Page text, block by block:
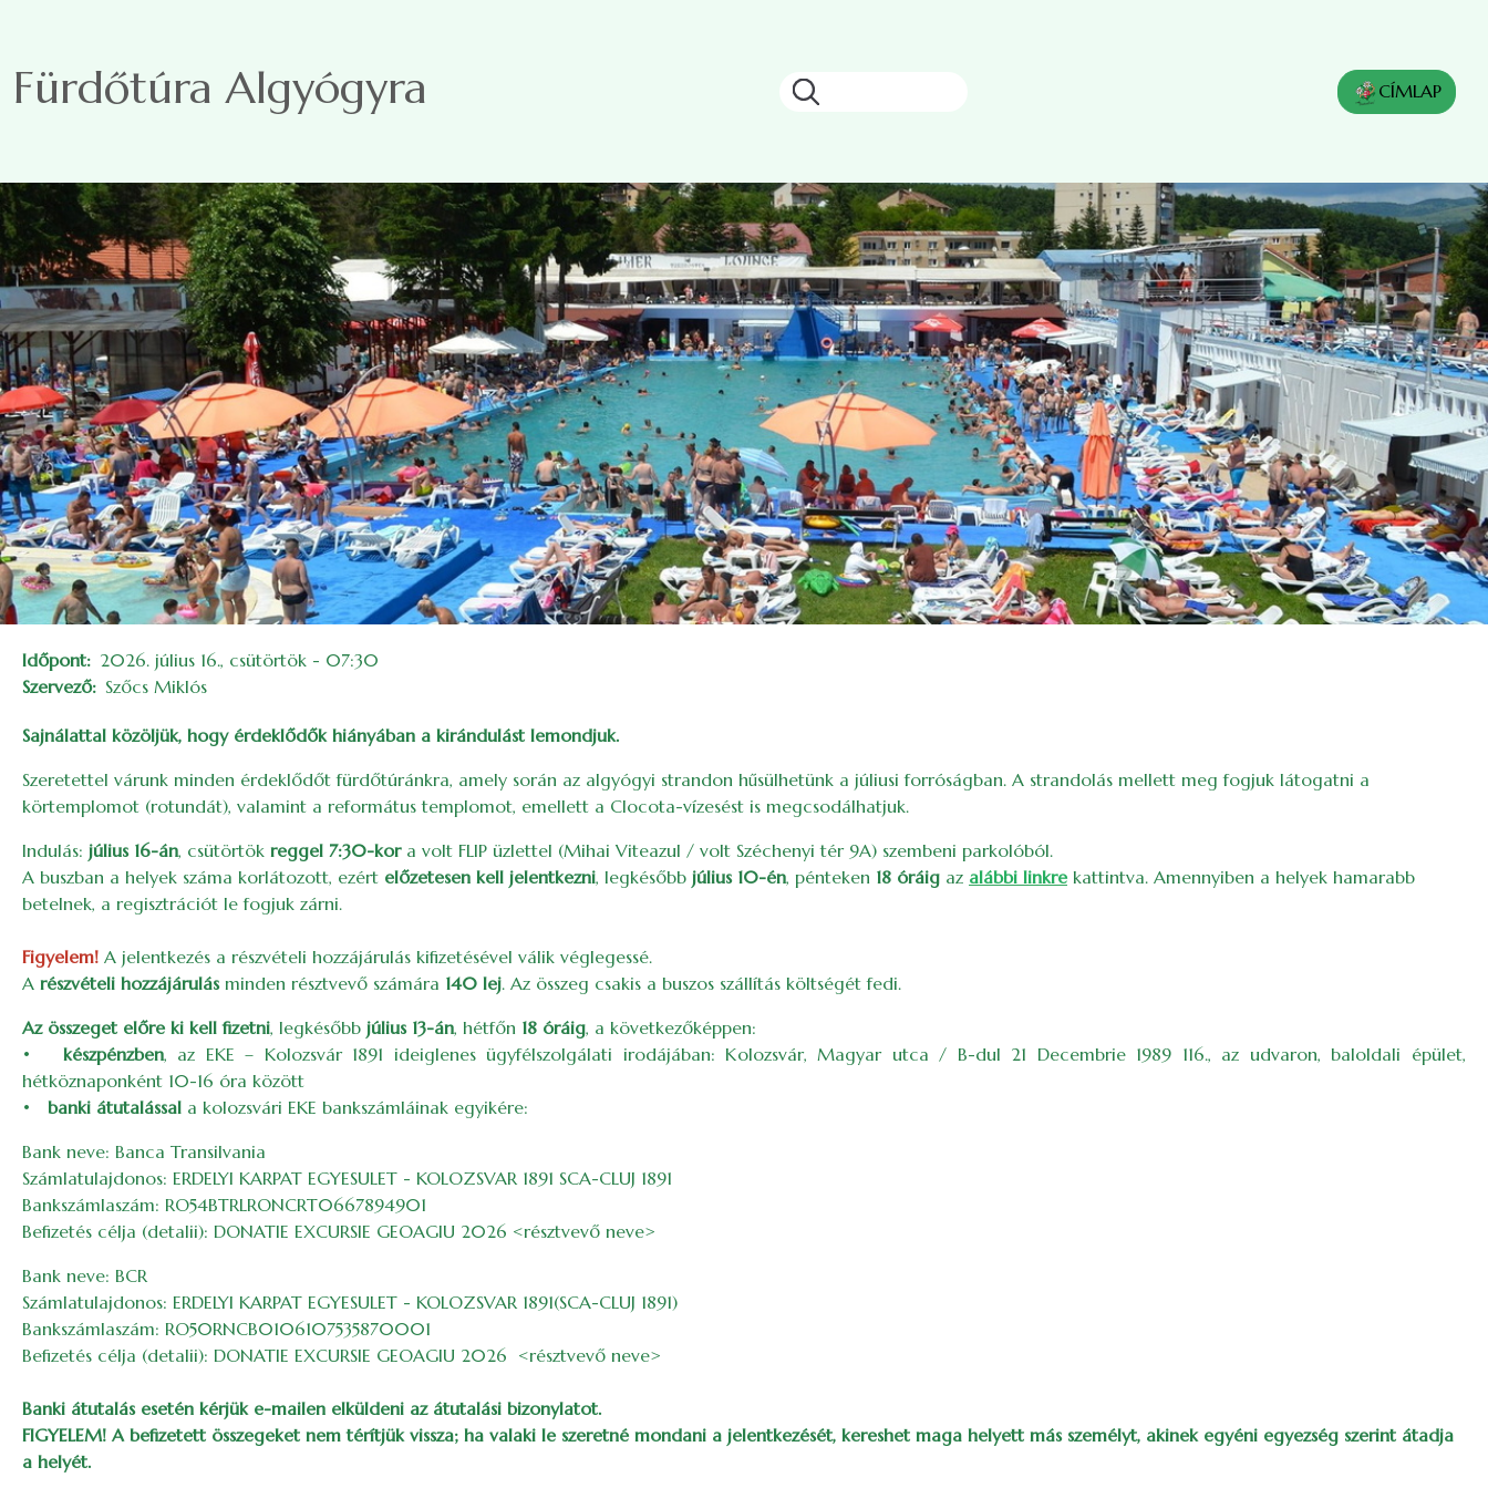
Fürdőtúra Algyógyra CÍMLAP
Időpont
2026. július 16., csütörtök - 07:30
Szervező
Szőcs Miklós
Sajnálattal közöljük, hogy érdeklődők hiányában a kirándulást lemondjuk.
Szeretettel várunk minden érdeklődőt fürdőtúránkra, amely során az algyógyi strandon hűsülhetünk a júliusi forróságban. A strandolás mellett meg fogjuk látogatni a
körtemplomot (rotundát), valamint a református templomot, emellett a Clocota-vízesést is megcsodálhatjuk.
Indulás: július 16-án, csütörtök reggel 7:30-kora volt FLIP üzlettel (Mihai Viteazul / volt Széchenyi tér 9A) szembeni parkolóból.
A buszban a helyek száma korlátozott, ezért előzetesen kell jelentkezni, legkésőbb július 10-én, pénteken 18 óráig az alábbi linkre kattintva. Amennyiben a helyek hamarabb
betelnek, a regisztrációt le fogjuk zárni.
Figyelem! A jelentkezés a részvételi hozzájárulás kifizetésével válik véglegessé.
A részvételi hozzájárulás minden résztvevő számára 140 lej. Az összeg csakis a buszos szállítás költségét fedi.
Az összeget előre ki kell fizetni, legkésőbb július 13-án, hétfőn 18 óráig, a következőképpen:
• készpénzben, az EKE – Kolozsvár 1891 ideiglenes ügyfélszolgálati irodájában: Kolozsvár, Magyar utca / B-dul 21 Decembrie 1989 116., az udvaron, baloldali épület,
hétköznaponként 10-16 óra között
• banki átutalással a kolozsvári EKE bankszámláinak egyikére:
Bank neve: Banca Transilvania
Számlatulajdonos: ERDELYI KARPAT EGYESULET - KOLOZSVAR 1891 SCA-CLUJ 1891
Bankszámlaszám: RO54BTRLRONCRT0667894901
Befizetés célja (detalii): DONATIE EXCURSIE GEOAGIU 2026 <résztvevő neve>
Bank neve: BCR
Számlatulajdonos: ERDELYI KARPAT EGYESULET - KOLOZSVAR 1891(SCA-CLUJ 1891)
Bankszámlaszám: RO50RNCB0106107535870001
Befizetés célja (detalii): DONATIE EXCURSIE GEOAGIU 2026 <résztvevő neve>
Banki átutalás esetén kérjük e-mailen elküldeni az átutalási bizonylatot.
FIGYELEM! A befizetett összegeket nem térítjük vissza; ha valaki le szeretné mondani a jelentkezését, kereshet maga helyett más személyt, akinek egyéni egyezség szerint átadja
a helyét.